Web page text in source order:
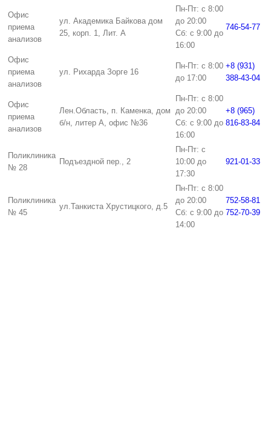
Офис
приема
анализов
ул. Академика Байкова дом
25, корп. 1, Лит. А
Пн-Пт: с 8:00
до 20:00
Сб: с 9:00 до
16:00
746-54-77
Офис
приема
анализов
ул. Рихарда Зорге 16
Пн-Пт: с 8:00
до 17:00
+8 (931)
388-43-04
Офис
приема
анализов
Лен.Область, п. Каменка, дом
б/н, литер А, офис №36
Пн-Пт: с 8:00
до 20:00
Сб: с 9:00 до
16:00
+8 (965)
816-83-84
Поликлиника
№ 28
Подъездной пер., 2
Пн-Пт: с
10:00 до
17:30
921-01-33
Поликлиника
№ 45
ул.Танкиста Хрустицкого, д.5
Пн-Пт: с 8:00
до 20:00
Сб: с 9:00 до
14:00
752-58-81
752-70-39